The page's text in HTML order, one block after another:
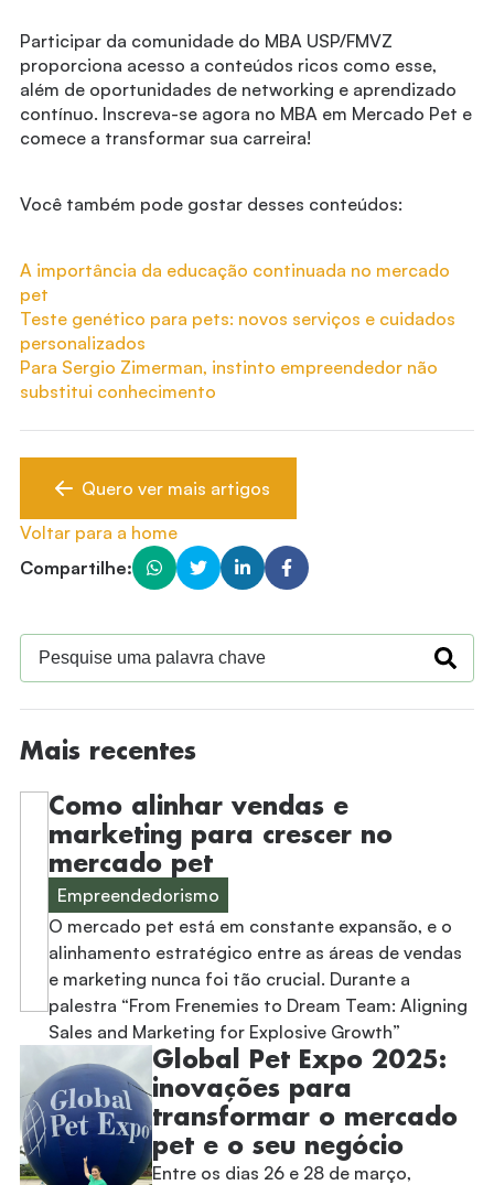
Participar da comunidade do MBA USP/FMVZ
proporciona acesso a conteúdos ricos como esse,
além de oportunidades de networking e aprendizado
contínuo. Inscreva-se agora no MBA em Mercado Pet e
comece a transformar sua carreira!
Você também pode gostar desses conteúdos:
A importância da educação continuada no mercado
pet
Teste genético para pets: novos serviços e cuidados
personalizados
Para Sergio Zimerman, instinto empreendedor não
substitui conhecimento
Quero ver mais artigos
Voltar para a home
Compartilhe:
Mais recentes
Como alinhar vendas e
marketing para crescer no
mercado pet
Empreendedorismo
O mercado pet está em constante expansão, e o
alinhamento estratégico entre as áreas de vendas
e marketing nunca foi tão crucial. Durante a
palestra “From Frenemies to Dream Team: Aligning
Sales and Marketing for Explosive Growth”
Global Pet Expo 2025:
inovações para
transformar o mercado
pet e o seu negócio
Entre os dias 26 e 28 de março,